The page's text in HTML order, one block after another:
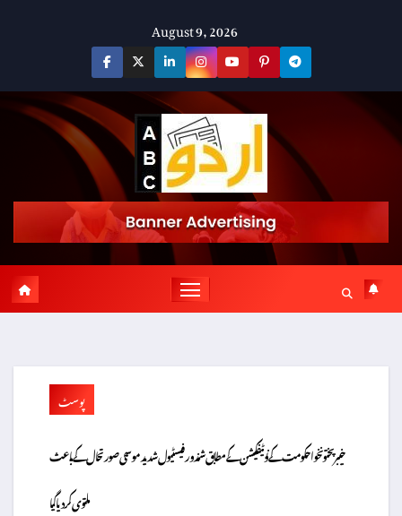
August 9, 2026
پوسٹ
خیبر پختونخوا حکومت کے نوٹیفکیشن کے مطابق شندور فیسٹیول شدید موسمی صورتحال کے باعث
ملتوی کر دیا گیا